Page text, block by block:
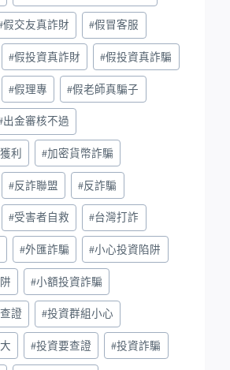
假交友真詐財 #假冒客服
#假投資真詐財 #假投資真詐騙
#假理專 #假老師真騙子
出金審核不過
利 #加密貨幣詐騙
#反詐聯盟 #反詐騙
#受害者自救 #台灣打詐
#外匯詐騙 #小心投資陷阱
#小額投資詐騙
證 #投資群組小心
#投資要查證 #投資詐騙